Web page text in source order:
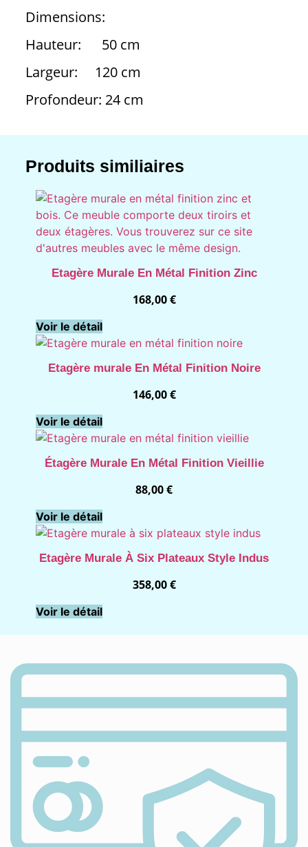
Dimensions:
Hauteur: 50 cm
Largeur: 120 cm
Profondeur: 24 cm
Produits similiaires
Etagère Murale En Métal Finition Zinc
168,00€
Voir le détail
Etagère murale En Métal Finition Noire
146,00€
Voir le détail
Étagère Murale En Métal Finition Vieillie
88,00€
Voir le détail
Etagère Murale À Six Plateaux Style Indus
358,00€
Voir le détail